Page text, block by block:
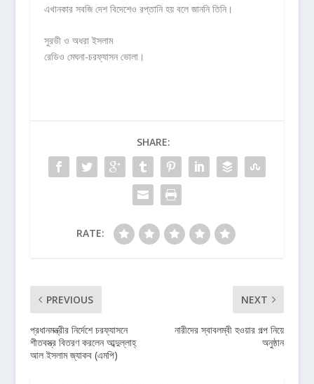
এখানকার সবজি দেশ বিদেশেও রপ্তানি হয় বলে জাননি তিনি।
সুরভী ও অধরা ইসলাম
রেডিও মেঘনা-চরফ্যাসন ভোলা।
SHARE:
RATE:
PREVIOUS
প্রধানমন্ত্রীর নির্দেশে চরফ্যাসনে
শীতবস্ত্র বিতরণ করলেন আব্দুল্লাহ্
আল ইসলাম জ্যাকব (এমপি)
NEXT
নারীদের স্বাবলম্বী হওয়ার গল্প নিয়ে
অনুষ্ঠান